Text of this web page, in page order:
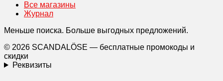
Все магазины
Журнал
Меньше поиска. Больше выгодных предложений.
© 2026 SCANDALÖSE — бесплатные промокоды и
скидки
Реквизиты